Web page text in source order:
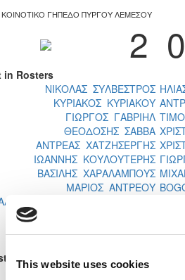
This website uses cookies
ΚΟΙΝΟΤΙΚΟ ΓΗΠΕΔΟ ΠΥΡΓΟΥ ΛΕΜΕΣΟΥ
2 0
in Rosters
ΝΙΚΟΛΑΣ ΣΥΛΒΕΣΤΡΟΣ
ΚΥΡΙΑΚΟΣ ΚΥΡΙΑΚΟΥ
ΓΙΩΡΓΟΣ ΓΑΒΡΙΗΛ
ΘΕΟΔΟΣΗΣ ΣΑΒΒΑ
ΑΝΤΡΕΑΣ ΧΑΤΖΗΣΕΡΓΗΣ
ΙΩΑΝΝΗΣ ΚΟΥΛΟΥΤΕΡΗΣ
ΒΑΣΙΛΗΣ ΧΑΡΑΛΑΜΠΟΥΣ
ΜΑΡΙΟΣ ΑΝΤΡΕΟΥ
ΧΑΤΖΗΧΑΡΑΛΑΜΠΟΥΣ
ΔΗΜΗΤΡΗΣ ΣΤΥΛΙΑΝΙΔΗΣ
Rosters
Οut